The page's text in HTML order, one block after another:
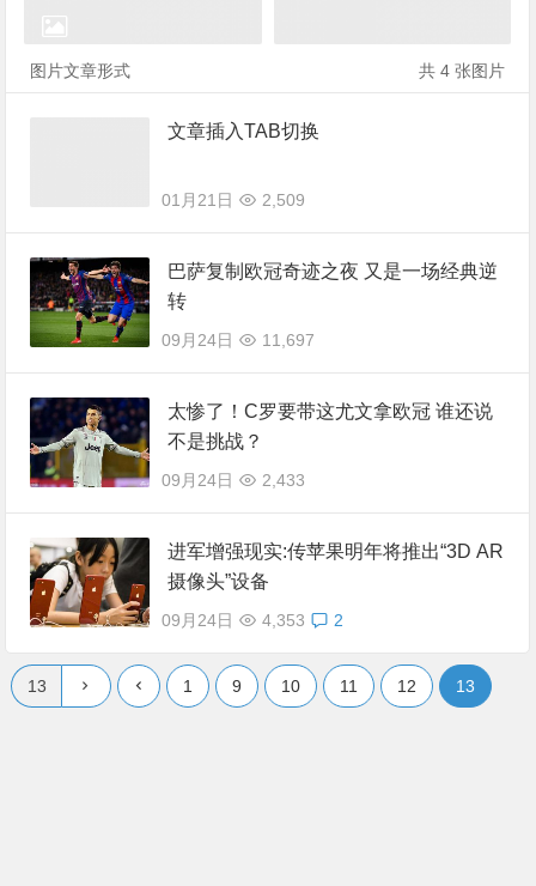
图片文章形式 共 4 张图片
文章插入TAB切换
01月21日 2,509
巴萨复制欧冠奇迹之夜 又是一场经典逆
转
09月24日 11,697
太惨了！C罗要带这尤文拿欧冠 谁还说
不是挑战？
09月24日 2,433
进军增强现实:传苹果明年将推出“3D AR
摄像头”设备
09月24日 4,353 2
1 9 10 11 12 13